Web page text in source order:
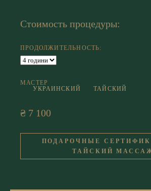
Стоимость процедуры:
ПРОДОЛЖИТЕЛЬНОСТЬ:
МАСТЕР
УКРАИНСКИЙ
ТАЙСКИЙ
₴ 7 100
ПОДАРОЧНЫЕ
ТАЙСКИЙ